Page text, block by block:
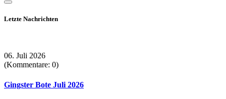
Letzte Nachrichten
06. Juli 2026
(Kommentare: 0)
Gingster Bote Juli 2026